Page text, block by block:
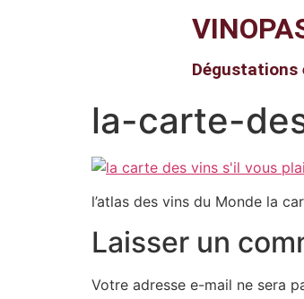
la-carte-
l’atlas des vins du Monde la
Laisser un
Votre adresse e-mail ne sera